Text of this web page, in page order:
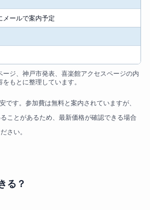
メールで案内予定
ジ、神戸市発表、喜楽館アクセスページの内
をもとに整理しています。
です。参加費は無料と案内されていますが、
ことがあるため、最新価格が確認できる場合
さい。
る？